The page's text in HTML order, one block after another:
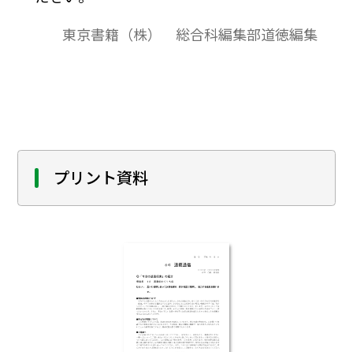
東京書籍（株） 総合科編集部道徳編集
プリント資料